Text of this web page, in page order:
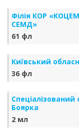
Філія КОР
СЕМД»
61 фл
Київський
36 фл
Боярка
2 мл